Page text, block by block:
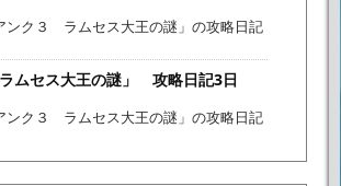
ンク３ ラムセス大王の謎」の攻略日記
ムセス大王の謎」 攻略日記3日
ンク３ ラムセス大王の謎」の攻略日記